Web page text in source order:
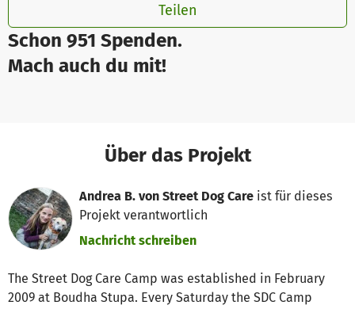
Schon 951 Spenden.
Mach auch du mit!
Teilen
Über das Projekt
Andrea B. von Street Dog Care ist für dieses
Projekt verantwortlich
Nachricht schreiben
The Street Dog Care Camp was established in February
2009 at Boudha Stupa. Every Saturday the SDC Camp